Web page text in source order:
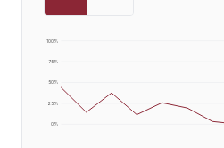
0%
25%
50%
75%
100%